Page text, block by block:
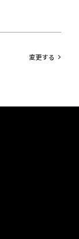
変更する